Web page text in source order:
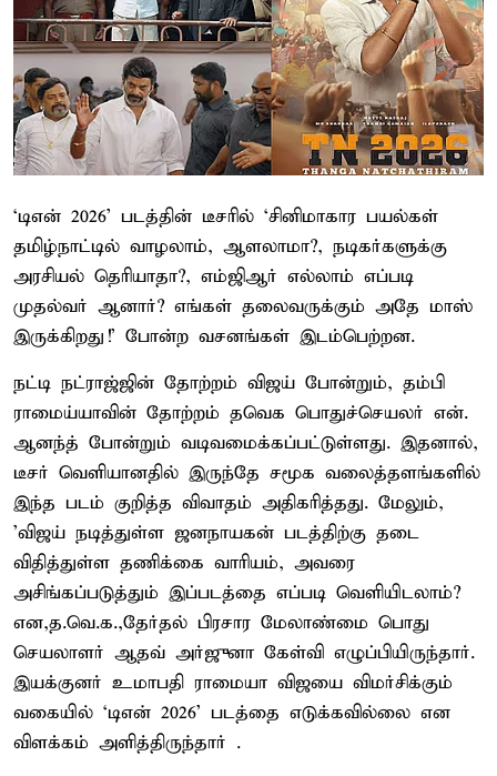
‘டிஎன் 2026’ படத்தின் டீசரில் ‘சினிமாகார பயல்கள்
தமிழ்நாட்டில் வாழலாம், ஆளலாமா?, நடிகர்களுக்கு
அரசியல் தெரியாதா?, எம்ஜிஆர் எல்லாம் எப்படி
முதல்வர் ஆனார்? எங்கள் தலைவருக்கும் அதே மாஸ்
இருக்கிறது!’ போன்ற வசனங்கள் இடம்பெற்றன.
நட்டி நட்ராஜ்ஜின் தோற்றம் விஜய் போன்றும், தம்பி
ராமைய்யாவின் தோற்றம் தவெக பொதுச்செயலர் என்.
ஆனந்த் போன்றும் வடிவமைக்கப்பட்டுள்ளது. இதனால்,
டீசர் வெளியானதில் இருந்தே சமூக வலைத்தளங்களில்
இந்த படம் குறித்த விவாதம் அதிகரித்தது. மேலும்,
'விஜய் நடித்துள்ள ஜனநாயகன் படத்திற்கு தடை
விதித்துள்ள தணிக்கை வாரியம், அவரை
அசிங்கப்படுத்தும் இப்படத்தை எப்படி வெளியிடலாம்?
என,த.வெ.க.,தேர்தல் பிரசார மேலாண்மை பொது
செயலாளர் ஆதவ் அர்ஜுனா கேள்வி எழுப்பியிருந்தார்.
இயக்குனர் உமாபதி ராமையா விஜயை விமர்சிக்கும்
வகையில் ‘டிஎன் 2026’ படத்தை எடுக்கவில்லை என
விளக்கம் அளித்திருந்தார் .